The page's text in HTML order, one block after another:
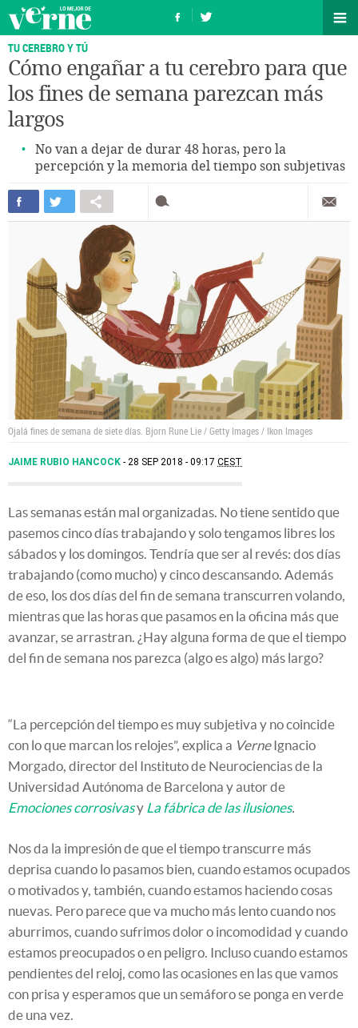
TU CEREBRO Y TÚ
Cómo engañar a tu cerebro para que
los fines de semana parezcan más
largos
No van a dejar de durar 48 horas, pero la
percepción y la memoria del tiempo son subjetivas
Ojalá fines de semana de siete días. Bjorn Rune Lie / Getty Images / Ikon Images
JAIME RUBIO HANCOCK 28 SEP 2018 - 09:17 CEST
Las semanas están mal organizadas. No tiene sentido que
pasemos cinco días trabajando y solo tengamos libres los
sábados y los domingos. Tendría que ser al revés: dos días
trabajando (como mucho) y cinco descansando. Además
de eso, los dos días del fin de semana transcurren volando,
mientras que las horas que pasamos en la oficina más que
avanzar, se arrastran. ¿Hay alguna forma de que el tiempo
del fin de semana nos parezca (algo es algo) más largo?
“La percepción del tiempo es muy subjetiva y no coincide
con lo que marcan los relojes”, explica a VerneIgnacio
Morgado, director del Instituto de Neurociencias de la
Universidad Autónoma de Barcelona y autor de
Emociones corrosivasy La fábrica de las ilusiones.
Nos da la impresión de que el tiempo transcurre más
deprisa cuando lo pasamos bien, cuando estamos ocupados
o motivados y, también, cuando estamos haciendo cosas
nuevas. Pero parece que va mucho más lento cuando nos
aburrimos, cuando sufrimos dolor o incomodidad y cuando
estamos preocupados o en peligro. Incluso cuando estamos
pendientes del reloj, como las ocasiones en las que vamos
con prisa y esperamos que un semáforo se ponga en verde
de una vez.